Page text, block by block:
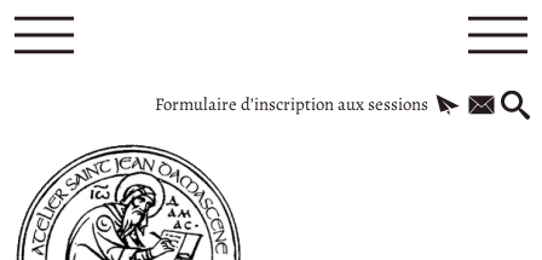
Formulaire d’inscription aux sessions